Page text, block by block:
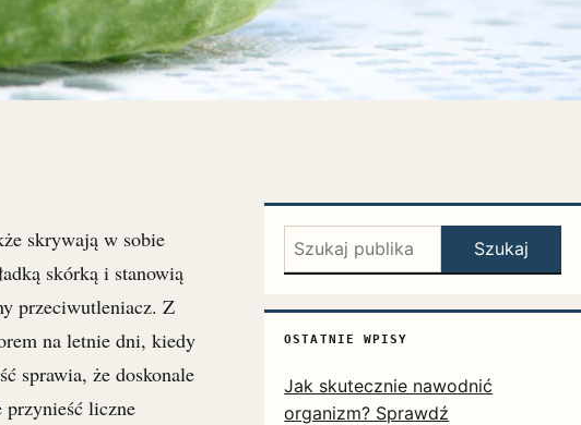
skrywają w sobie
skórką i stanowią
przeciwutleniacz. Z
na letnie dni, kiedy
sprawia, że doskonale
przynieść liczne
Szukaj: Szukaj
OSTATNIE WPISY
Jak skutecznie nawodnić
organizm? Sprawdź